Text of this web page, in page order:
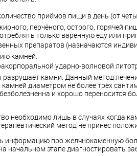
приёмов пищи в день (от
перчёного, острого, горячей
только варенную еду или
препаратов (назначаются
камней.
ударно-волновой
камни. Данный метод
диаметром не более трёх
и хорошо переносится
необходимо лишь в случаях когда
метод не принёс
информацию про желчнокаменную
начальном этапе диагностировать